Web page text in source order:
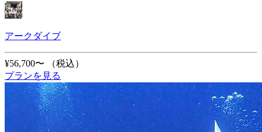
アークダイブ
¥56,700〜
（税込）
プランを見る